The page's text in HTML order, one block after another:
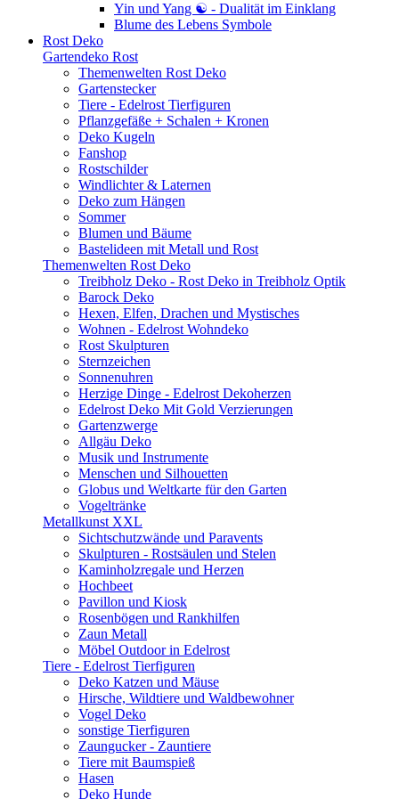
Yin und Yang ☯ - Dualität im Einklang
Blume des Lebens Symbole
Rost Deko
Gartendeko Rost
Themenwelten Rost Deko
Gartenstecker
Tiere - Edelrost Tierfiguren
Pflanzgefäße + Schalen + Kronen
Deko Kugeln
Fanshop
Rostschilder
Windlichter & Laternen
Deko zum Hängen
Sommer
Blumen und Bäume
Bastelideen mit Metall und Rost
Themenwelten Rost Deko
Treibholz Deko - Rost Deko in Treibholz Optik
Barock Deko
Hexen, Elfen, Drachen und Mystisches
Wohnen - Edelrost Wohndeko
Rost Skulpturen
Sternzeichen
Sonnenuhren
Herzige Dinge - Edelrost Dekoherzen
Edelrost Deko Mit Gold Verzierungen
Gartenzwerge
Allgäu Deko
Musik und Instrumente
Menschen und Silhouetten
Globus und Weltkarte für den Garten
Vogeltränke
Metallkunst XXL
Sichtschutzwände und Paravents
Skulpturen - Rostsäulen und Stelen
Kaminholzregale und Herzen
Hochbeet
Pavillon und Kiosk
Rosenbögen und Rankhilfen
Zaun Metall
Möbel Outdoor in Edelrost
Tiere - Edelrost Tierfiguren
Deko Katzen und Mäuse
Hirsche, Wildtiere und Waldbewohner
Vogel Deko
sonstige Tierfiguren
Zaungucker - Zauntiere
Tiere mit Baumspieß
Hasen
Deko Hunde